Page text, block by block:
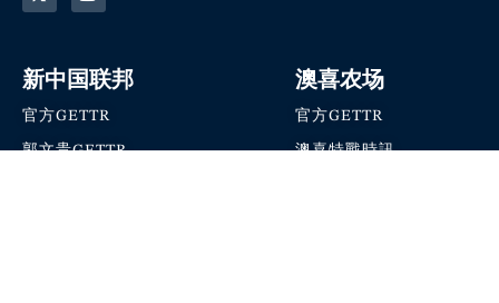
新中国联邦
官方GETTR
郭文贵GETTR
澳喜农场
官方GETTR
澳喜特戰時訊